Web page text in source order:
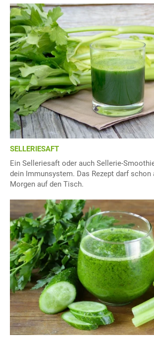
SELLERIESAFT
Ein Selleriesaft oder auch Sellerie-
dein Immunsystem. Das Rezept darf schon
Morgen auf den Tisch.